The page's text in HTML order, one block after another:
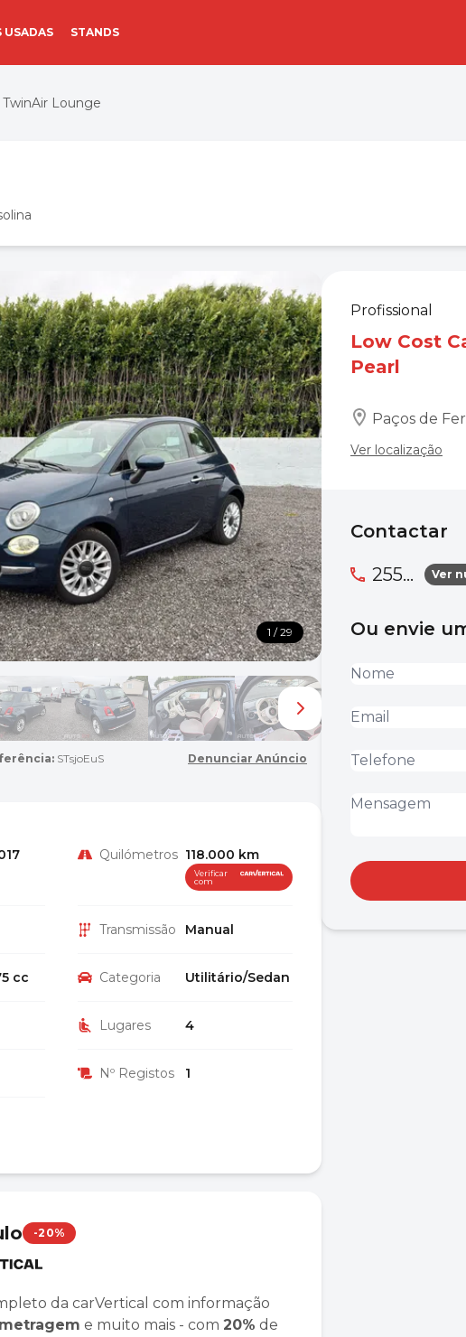
USADAS STANDS
Lounge
1 / 29
STsjoEuS Denunciar Anúncio
Quilómetros 118.000 km
Verificar
com
Transmissão Manual
cc Categoria Utilitário/Sedan
Lugares 4
Nº Registos 1
-20%
da carVertical com informação
e muito mais - com 20% de
Profissional
Low Cost
Pearl
Paços de
Ver localização
Contactar
255...
Ver
Ou envie